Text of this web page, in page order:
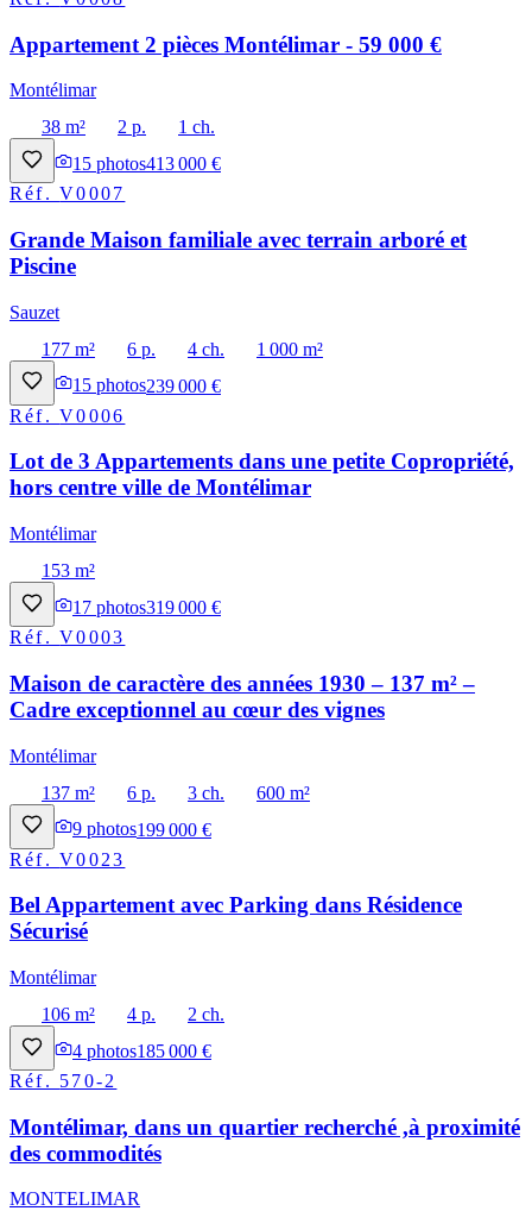
Appartement 2 pièces Montélimar - 59 000 €
Montélimar
38 m²
2 p.
1 ch.
15 photos413 000 €
Réf.V0007
Grande Maison familiale avec terrain arboré et
Piscine
Sauzet
177 m²
6 p. 4 ch.
1 000 m²
15 photos239 000 €
Réf.V0006
Lot de 3 Appartements dans une petite Copropriété,
hors centre ville de Montélimar
Montélimar
153 m²
17 photos319 000 €
Réf.V0003
Maison de caractère des années 1930 – 137 m² –
Cadre exceptionnel au cœur des vignes
Montélimar
137 m²
6 p. 3 ch.
600 m²
9 photos199 000 €
Réf.V0023
Bel Appartement avec Parking dans Résidence
Sécurisé
Montélimar
106 m²
4 p.
2 ch.
4 photos185 000 €
Réf. 570-2
Montélimar, dans un quartier recherché ,à proximité
des commodités
MONTELIMAR